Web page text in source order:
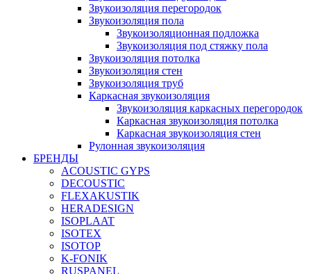
Звукоизоляция перегородок
Звукоизоляция пола
Звукоизоляционная подложка
Звукоизоляция под стяжку пола
Звукоизоляция потолка
Звукоизоляция стен
Звукоизоляция труб
Каркасная звукоизоляция
Звукоизоляция каркасных перегородок
Каркасная звукоизоляция потолка
Каркасная звукоизоляция стен
Рулонная звукоизоляция
БРЕНДЫ
ACOUSTIC GYPS
DECOUSTIC
FLEXAKUSTIK
HERADESIGN
ISOPLAAT
ISOTEX
ISOTOP
K-FONIK
RUSPANEL